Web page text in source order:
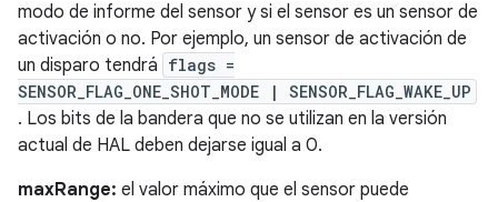
modo de informe del sensor y si el sensor es un sensor de
activación o no. Por ejemplo, un sensor de activación de
un disparo tendrá flags =
SENSOR_FLAG_ONE_SHOT_MODE | SENSOR_FLAG_WAKE_UP
. Los bits de la bandera que no se utilizan en la versión
actual de HAL deben dejarse igual a 0.
maxRange: el valor máximo que el sensor puede